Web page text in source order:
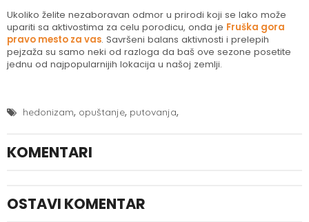
Ukoliko želite nezaboravan odmor u prirodi koji se lako može
upariti sa aktivostima za celu porodicu, onda je Fruška gora
pravo mesto za vas. Savršeni balans aktivnosti i prelepih
pejzaža su samo neki od razloga da baš ove sezone posetite
jednu od najpopularnijih lokacija u našoj zemlji.
hedonizam, opuštanje, putovanja,
KOMENTARI
OSTAVI KOMENTAR